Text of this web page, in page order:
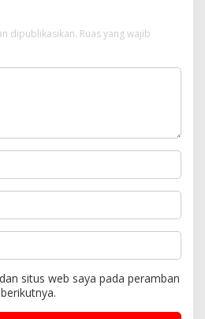
dipublikasikan. Ruas yang wajib
situs web saya pada peramban